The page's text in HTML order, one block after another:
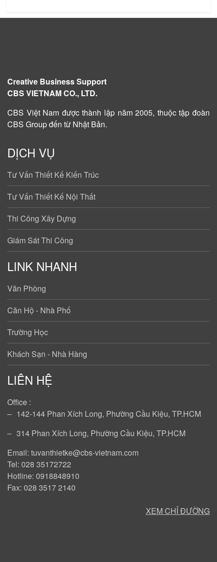
Creative Business Support
CBS VIETNAM CO., LTD.
CBS Việt Nam đượcthành lập năm 2005, thuộc tập đoàn
CBS Group đến từ Nhật Bản.
DỊCH VỤ
Tư Vấn Thiết Kế Kiến Trúc
Tư Vấn Thiết Kế Nội Thất
Thi Công Xây Dựng
Giám Sát Thi Công
LINK NHANH
Văn Phòng
Căn Hộ - Nhà Phố
Trường Học
Khách Sạn - Nhà Hàng
LIÊN HỆ
Office :
‒ 142-144 Phan Xích Long, Phường Cầu Kiệu, TP.HCM
‒ 314 Phan Xích Long, Phường Cầu Kiệu, TP.HCM
Email: tuvanthietke@cbs-vietnam.com
Tel: 028 35172722
Hotline: 0918848910
Fax: 028 3517 2140
XEM CHỈ ĐƯỜNG